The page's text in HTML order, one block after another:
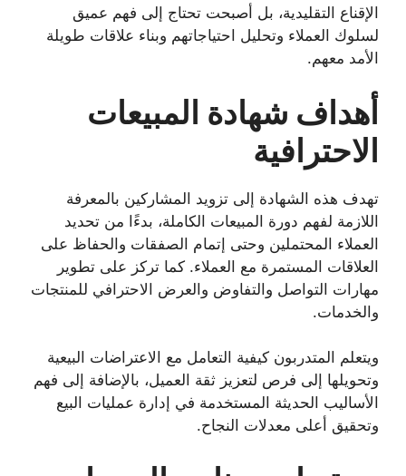
الإقناع التقليدية، بل أصبحت تحتاج إلى فهم عميق
لسلوك العملاء وتحليل احتياجاتهم وبناء علاقات طويلة
الأمد معهم.
أهداف شهادة المبيعات
الاحترافية
تهدف هذه الشهادة إلى تزويد المشاركين بالمعرفة
اللازمة لفهم دورة المبيعات الكاملة، بدءًا من تحديد
العملاء المحتملين وحتى إتمام الصفقات والحفاظ على
العلاقات المستمرة مع العملاء. كما تركز على تطوير
مهارات التواصل والتفاوض والعرض الاحترافي للمنتجات
والخدمات.
ويتعلم المتدربون كيفية التعامل مع الاعتراضات البيعية
وتحويلها إلى فرص لتعزيز ثقة العميل، بالإضافة إلى فهم
الأساليب الحديثة المستخدمة في إدارة عمليات البيع
وتحقيق أعلى معدلات النجاح.